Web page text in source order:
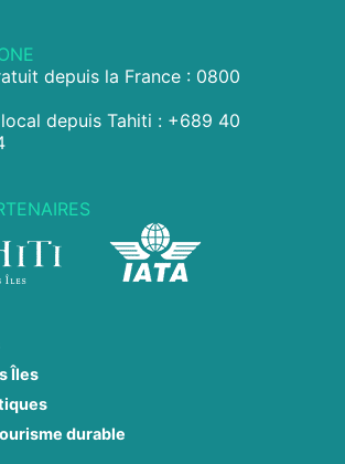
depuis la France : 0800
depuis Tahiti : +689 40
Îles
durable